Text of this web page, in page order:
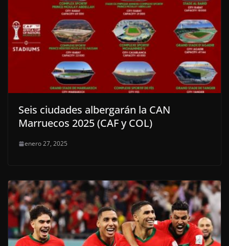
Seis ciudades albergarán la CAN
Marruecos 2025 (CAF y COL)
enero 27, 2025